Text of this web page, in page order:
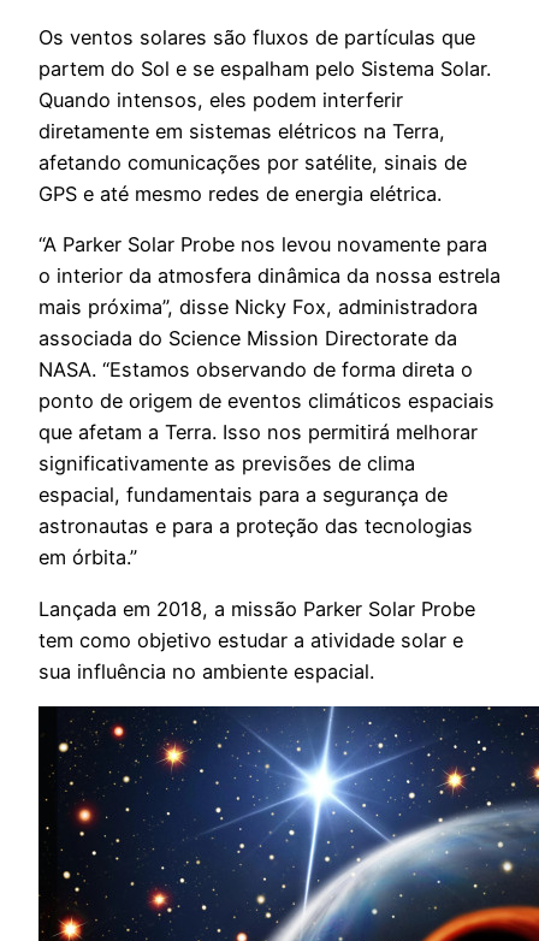
Os ventos solares são fluxos de partículas que
partem do Sol e se espalham pelo Sistema Solar.
Quando intensos, eles podem interferir
diretamente em sistemas elétricos na Terra,
afetando comunicações por satélite, sinais de
GPS e até mesmo redes de energia elétrica.
“A Parker Solar Probe nos levou novamente para
o interior da atmosfera dinâmica da nossa estrela
mais próxima”, disse Nicky Fox, administradora
associada do Science Mission Directorate da
NASA. “Estamos observando de forma direta o
ponto de origem de eventos climáticos espaciais
que afetam a Terra. Isso nos permitirá melhorar
significativamente as previsões de clima
espacial, fundamentais para a segurança de
astronautas e para a proteção das tecnologias
em órbita.”
Lançada em 2018, a missão Parker Solar Probe
tem como objetivo estudar a atividade solar e
sua influência no ambiente espacial.